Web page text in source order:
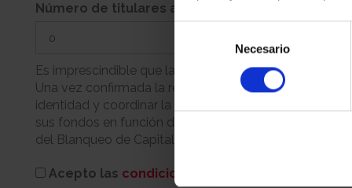
consentimiento
Necesario
Número de titulares adicionales
Es imprescindible que la persona que realiza la
Una vez confirmada la reserva, nuestro equipo se
identidad y coordinar la cita para la firma. Recuerde
sus fondos en función de su condición (persona
del Blanqueo de Capitales.
Acepto las condiciones de reserva